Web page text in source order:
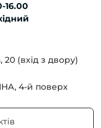
16.00
(вхід з двору)
4-й поверх